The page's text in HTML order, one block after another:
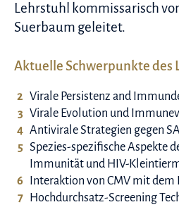
Lehrstuhl kommissarisch
Suerbaum geleitet.
Aktuelle Schwerpunkte des
Virale Persistenz and
Virale Evolution und
Antivirale Strategien gegen
Spezies-spezifische Aspekte
Immunität und HIV-
Interaktion von CMV mit
Hochdurchsatz-Screening